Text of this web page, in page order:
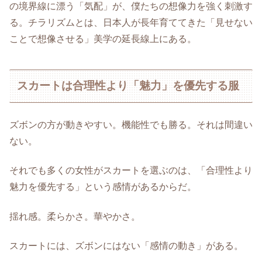
の境界線に漂う「気配」が、僕たちの想像力を強く刺激す
る。チラリズムとは、日本人が長年育ててきた「見せない
ことで想像させる」美学の延長線上にある。
スカートは合理性より「魅力」を優先する服
ズボンの方が動きやすい。機能性でも勝る。それは間違い
ない。
それでも多くの女性がスカートを選ぶのは、「合理性より
魅力を優先する」という感情があるからだ。
揺れ感。柔らかさ。華やかさ。
スカートには、ズボンにはない「感情の動き」がある。